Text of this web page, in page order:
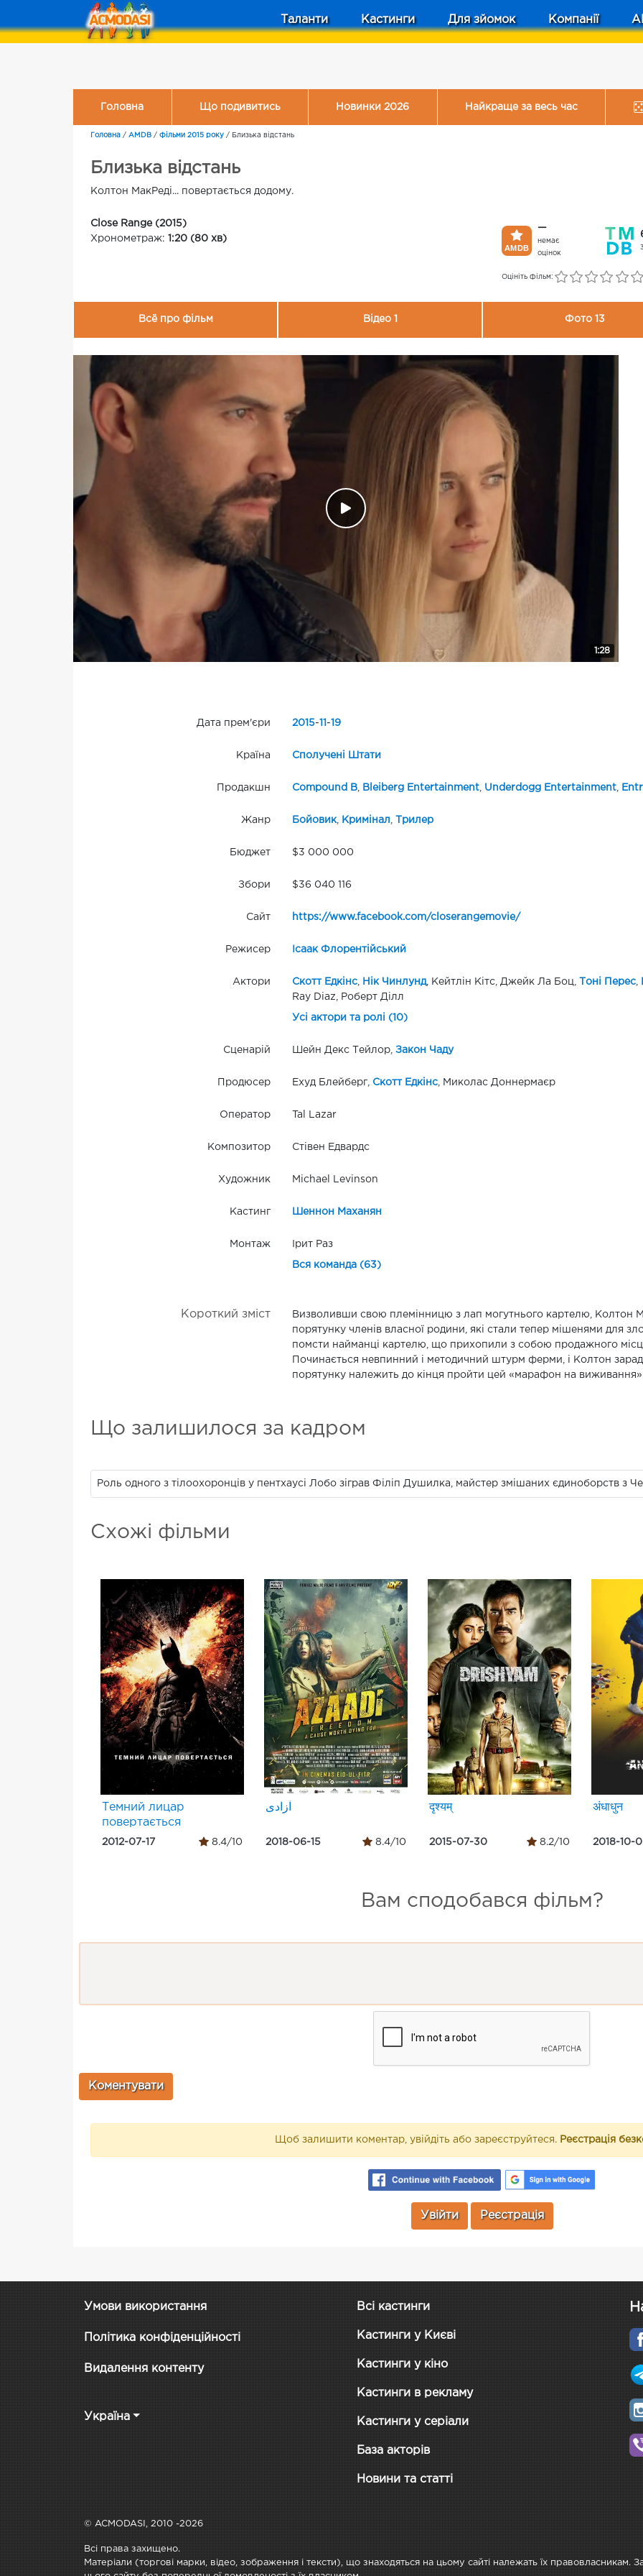
Таланти Кастинги Для зйомок Компанії
Головна Що подивитись Новинки 2026 Найкраще за весь час
Головна / AMDB / Фільми 2015 року / Близька відстань
Близька відстань
Колтон МакРеді... повертається додому.
Close Range (2015)
Хронометраж: 1:20 (80 хв)
—
немає
оцінок
Оцініть фільм:
Всё про фільм Відео 1 Фото 13
1:28
Дата прем'єри 2015- - 19
Країна Сполучені Штати
Продакшн Compound B, Bleiberg Entertainment, Underdogg Entertainment,
Жанр Бойовик, Кримінал Трилер
Бюджет $3 000 000
Збори $36 040 116
Сайт https://www.facebook.com/closerangemovie/
Режисер Ісаак Флорентійський
Актори Скотт Едкінс, Нік Чинлунд, Кейтлін Кітс, Джейк Ла Боц, Тоні Перес,
Ray Diaz, Роберт Ділл
Усі актори та ролі (10)
Сценарій Шейн Декс Тейлор, Закон Чаду
Продюсер Ехуд Блейберг, Скотт Едкінс, Миколас Доннермаєр
Оператор Tal Lazar
Композитор Стівен Едвардс
Художник Michael Levinson
Кастинг Шеннон Маханян
Монтаж Ірит Раз
Вся команда (63)
Короткий зміст
Визволивши свою племінницю з лап могутнього картелю, Колтон
порятунку членів власної родини, які стали тепер мішенями для
помсти найманці картелю, що прихопили з собою продажного
Починається невпинний і методичний штурм ферми, і Колтон
порятунку належить до кінця пройти цей «марафон на
Що залишилося за кадром
Роль одного з тілоохоронців у пентхаусі Лобо зіграв Філіп Душилка, майстер змішаних єдиноборств з
Схожі фільми
Темний лицар
повертається
2012-07-17 8.4/10
آزادی
2018-06-15 8.4/10
दृश्यम्
2015-07-30 8.2/10
अंधाधुन
2018-10-
Вам сподобався фільм?
Щоб залишити коментар, увійдіть або зареєструйтеся. Реєстрація
Увійти Реєстрація
Умови використання
Політика конфіденційності
Видалення контенту
Україна
Всі кастинги
Кастинги у Києві
Кастинги у кіно
Кастинги в рекламу
Кастинги у серіали
База акторів
Новини та статті
© ACMODASI, 2010 -2026
Всі права захищено.
Матеріали (торгові марки, відео, зображення і тексти), що знаходяться на цьому сайті належать їх правовласникам.